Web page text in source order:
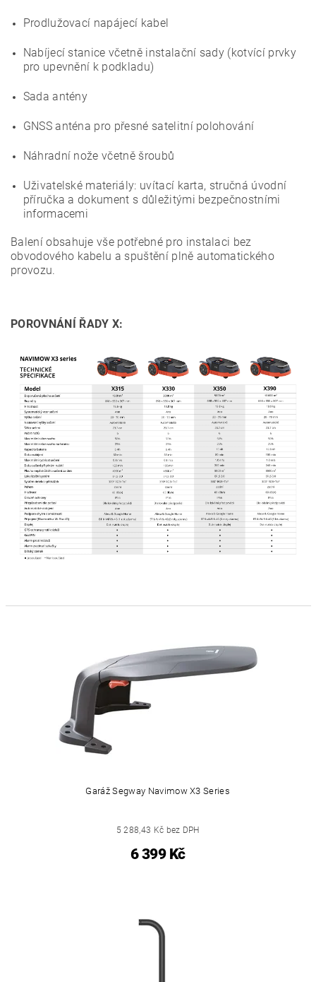
Prodlužovací napájecí kabel
Nabíjecí stanice včetně instalační sady (kotvící prvky
pro upevnění k podkladu)
Sada antény
GNSS anténa pro přesné satelitní polohování
Náhradní nože včetně šroubů
Uživatelské materiály: uvítací karta, stručná úvodní
příručka a dokument s důležitými bezpečnostními
informacemi
Balení obsahuje vše potřebné pro instalaci bez
obvodového kabelu a spuštění plně automatického
provozu.
POROVNÁNÍ ŘADY X:
Garáž Segway Navimow X3 Series
5 288,43 Kč bez DPH
6 399 Kč